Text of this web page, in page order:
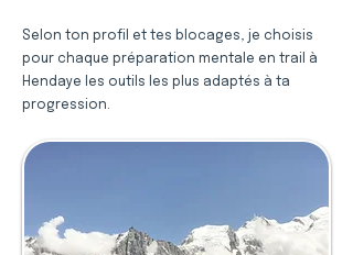
Selon ton profil et tes blocages, je choisis
pour chaque préparation mentale en trail à
Hendaye les outils les plus adaptés à ta
progression.